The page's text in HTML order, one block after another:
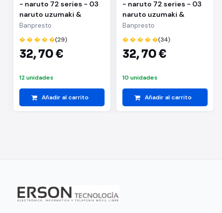
- naruto 72 series - 03
naruto uzumaki &
kakashi hatake(a:naruto
uzumaki)
Banpresto
� � � � �(29)
32,70 €
12 unidades
Añadir al carrito
- naruto 72 series - 03
naruto uzumaki &
kakashi
hatake(b:kakashi
hatake)
Banpresto
� � � � �(34)
32,70 €
10 unidades
Añadir al carrito